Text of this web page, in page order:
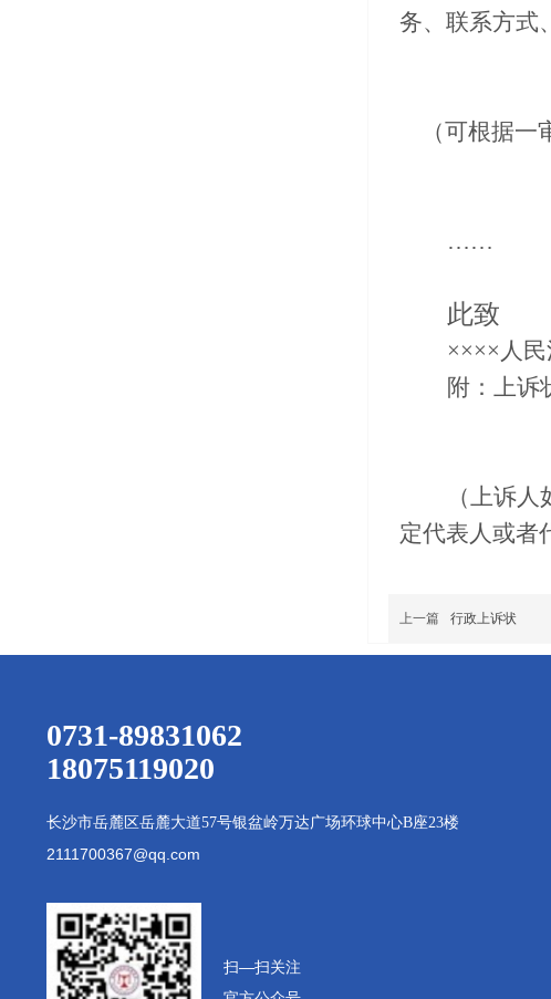
务、联系方式
（可根据
……
此致
××××人
附：上诉
（上诉
定代表人或者
上一篇 行政上诉状
长沙市岳麓区岳麓大道57号银盆岭万达广场环球中心B座23楼
2111700367@qq.com
0731-89831062
18075119020
扫—扫关注